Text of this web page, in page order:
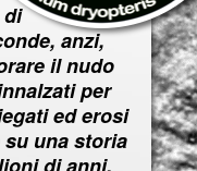
di
anzi,
il nudo
per
ed erosi
una storia